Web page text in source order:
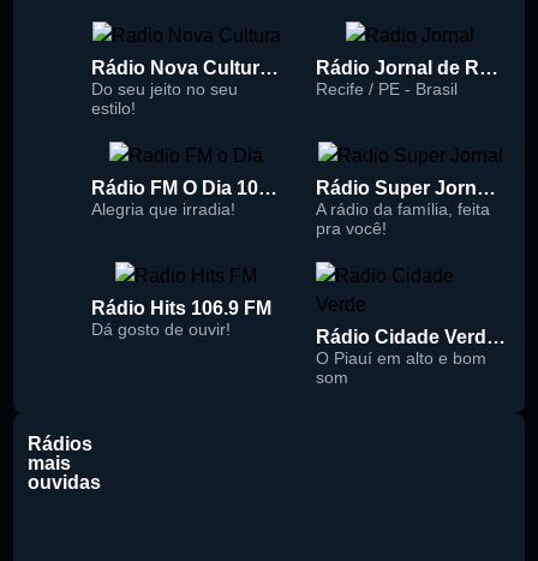
Rádio Nova Cultura 93.1 FM
Do seu jeito no seu
estilo!
Rádio Jornal de Recife 90.3 FM
Recife / PE - Brasil
Rádio FM O Dia 100.5
Alegria que irradia!
Rádio Super Jornal 105.7 FM
A rádio da família, feita
pra você!
Rádio Hits 106.9 FM
Dá gosto de ouvir! Rádio Cidade Verde 93.5 FM
O Piauí em alto e bom
som
Rádios
mais
ouvidas